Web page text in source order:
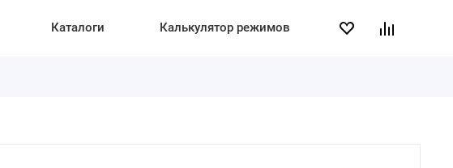
Каталоги Калькулятор режимов